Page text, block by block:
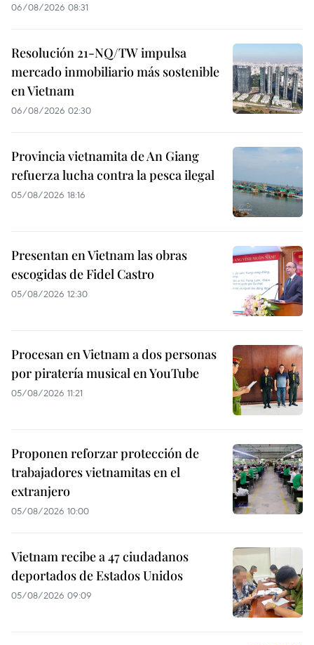
06/08/2026 08:31
Resolución 21-NQ/TW impulsa
mercado inmobiliario más sostenible
en Vietnam
06/08/2026 02:30
Provincia vietnamita de An Giang
refuerza lucha contra la pesca ilegal
05/08/2026 18:16
Presentan en Vietnam las obras
escogidas de Fidel Castro
05/08/2026 12:30
Procesan en Vietnam a dos personas
por piratería musical en YouTube
05/08/2026 11:21
Proponen reforzar protección de
trabajadores vietnamitas en el
extranjero
05/08/2026 10:00
Vietnam recibe a 47 ciudadanos
deportados de Estados Unidos
05/08/2026 09:09